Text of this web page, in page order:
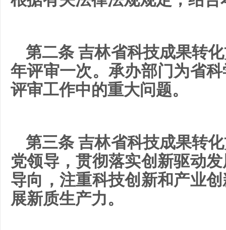
第二条 吉林省科技成果转
年评审一次。承办部门为省
评审工作中的重大问题。
第三条 吉林省科技成果转
党领导，贯彻落实创新驱动
导向，注重科技创新和产业
展新质生产力。